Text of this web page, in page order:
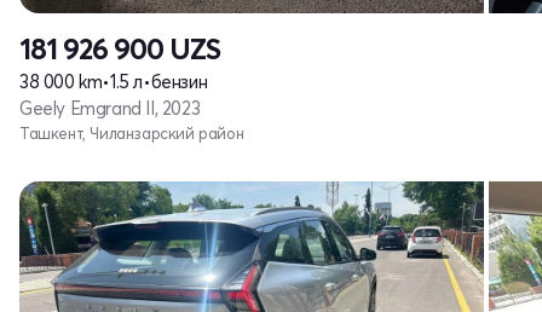
181 926 900 UZS
38 000 km•1.5 л•бензин
Geely Emgrand II, 2023
Ташкент, Чиланзарский район